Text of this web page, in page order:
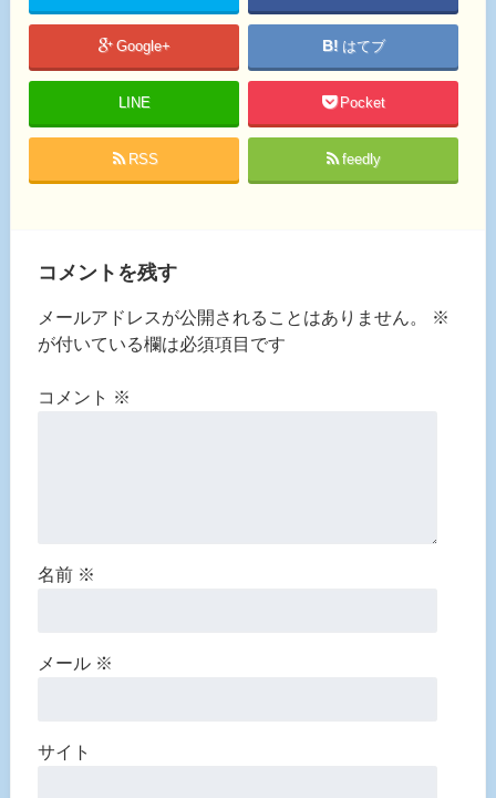
Google+ はてブ
LINE Pocket
RSS feedly
コメントを残す
メールアドレスが公開されることはありません。
※
が付いている欄は必須項目です
コメント ※
名前 ※
メール ※
サイト